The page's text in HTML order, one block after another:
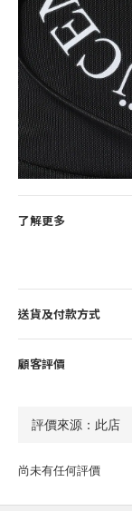
了解更多
送貨及付款方式
顧客評價
尚未有任何評價